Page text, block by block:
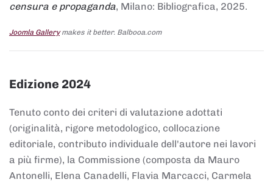
censura e propaganda, Milano: Bibliografica, 2025.
Joomla Gallerymakes it better. Balbooa.com
Edizione 2024
Tenuto conto dei criteri di valutazione adottati
(originalità, rigore metodologico, collocazione
editoriale, contributo individuale dell'autore nei lavori
a più firme), la Commissione (composta da Mauro
Antonelli, Elena Canadelli, Flavia Marcacci, Carmela